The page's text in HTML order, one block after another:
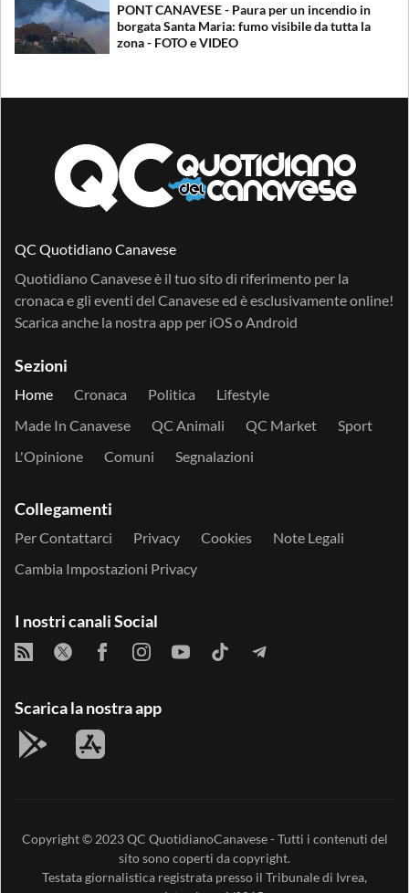
PONT CANAVESE - Paura per un incendio in
borgata Santa Maria: fumo visibile da tutta la
zona - FOTO e VIDEO
QC Quotidiano Canavese
Quotidiano Canavese è il tuo sito di riferimento per la
cronaca e gli eventi del Canavese ed è esclusivamente online!
Scarica anche la nostra app per iOSo Android
Sezioni
Home Cronaca Politica
Lifestyle
Made In Canavese
QC Animali QC Market
Sport
L'Opinione
Comuni Segnalazioni
Collegamenti
Per Contattarci Privacy Cookies
Note Legali
Cambia Impostazioni Privacy
I nostri canali Social
Scarica la nostra app
Copyright © 2023QC QuotidianoCanavese- Tutti i contenuti del
sito sono coperti da copyright.
Testata giornalistica registrata presso il Tribunale di Ivrea,